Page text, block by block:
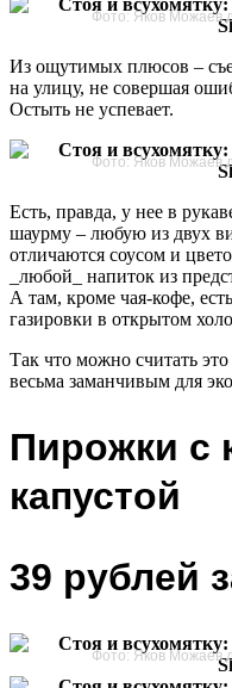
Фото: Яков Можаев
Из ощутимых плюсов –
на улицу, не совершая
Остыть не успевает.
Фото: Яков Можаев
Есть, правда, у нее в
шаурму – любую из двух
отличаются соусом и
_любой_ напиток из
А там, кроме чая-кофе,
газировки в открытом
Так что можно считать
весьма заманчивым для
Пирожки с
капустой
39 рублей
Фото: Яков Можаев